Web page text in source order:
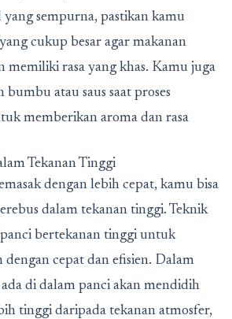
sempurna, pastikan kamu
cukup besar agar makanan
memiliki rasa yang khas. Kamu juga
bumbu atau saus saat proses
memberikan aroma dan rasa
Tekanan Tinggi
dengan lebih cepat, kamu bisa
dalam tekanan tinggi. Teknik
bertekanan tinggi untuk
dengan cepat dan efisien. Dalam
di dalam panci akan mendidih
tinggi daripada tekanan atmosfer,